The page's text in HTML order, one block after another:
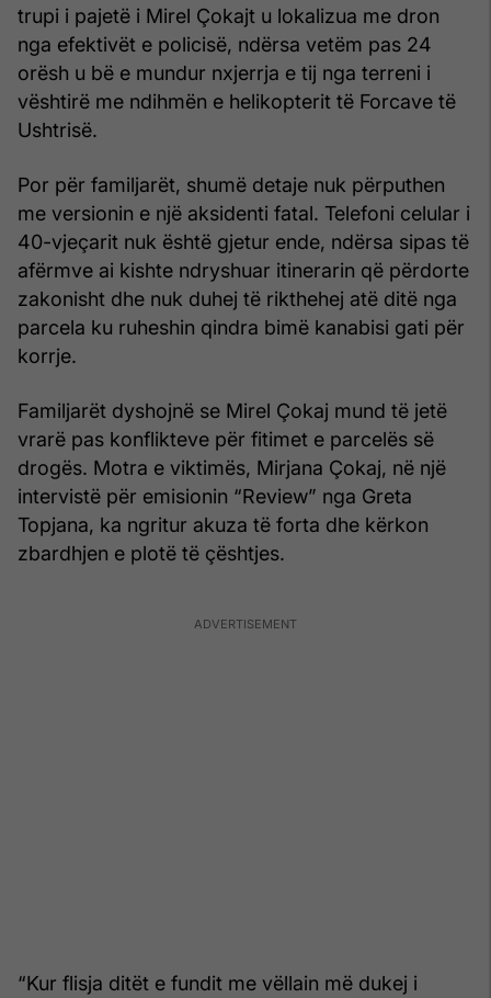
trupi i pajetë i Mirel Çokajt u lokalizua me dron
nga efektivët e policisë, ndërsa vetëm pas 24
orësh u bë e mundur nxjerrja e tij nga terreni i
vështirë me ndihmën e helikopterit të Forcave të
Ushtrisë.
Por për familjarët, shumë detaje nuk përputhen
me versionin e një aksidenti fatal. Telefoni celular i
40-vjeçarit nuk është gjetur ende, ndërsa sipas të
afërmve ai kishte ndryshuar itinerarin që përdorte
zakonisht dhe nuk duhej të rikthehej atë ditë nga
parcela ku ruheshin qindra bimë kanabisi gati për
korrje.
Familjarët dyshojnë se Mirel Çokaj mund të jetë
vrarë pas konflikteve për fitimet e parcelës së
drogës. Motra e viktimës, Mirjana Çokaj, në një
intervistë për emisionin “Review” nga Greta
Topjana, ka ngritur akuza të forta dhe kërkon
zbardhjen e plotë të çështjes.
“Kur flisja ditët e fundit me vëllain më dukej i